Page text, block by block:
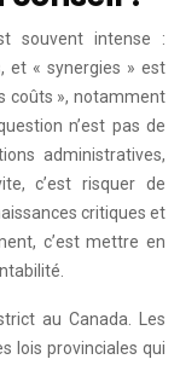
souvent intense :
et « synergies » est
coûts », notamment
n’est pas de
administratives,
c’est risquer de
critiques et
c’est mettre en
au Canada. Les
lois provinciales qui